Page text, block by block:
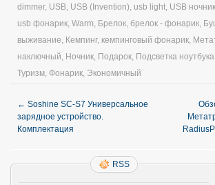
dimmer, USB, USB (Invention), usb light, USB ночник
usb фонарик, Warm, Брелок, брелок - фонарик,
выживание, Кемпинг, кемпинговый фонарик,
наключный, Ночник, Подарок, Подсветка ноутбука
Туризм, Фонарик, Экономичный
← Soshine SC-S7 Универсальное
зарядное устройство.
Комплектация
RSS